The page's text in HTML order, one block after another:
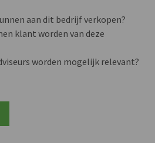
aan dit bedrijf verkopen?
klant worden van deze
worden mogelijk relevant?